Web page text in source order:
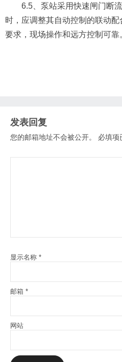
6.5、泵站采用快速闸门断流
时，应调整其自动控制的联动
要求，现场操作和远方控制可靠
发表回复
您的邮箱地址不会被公开。 必填项
显示名称 *
邮箱 *
网站